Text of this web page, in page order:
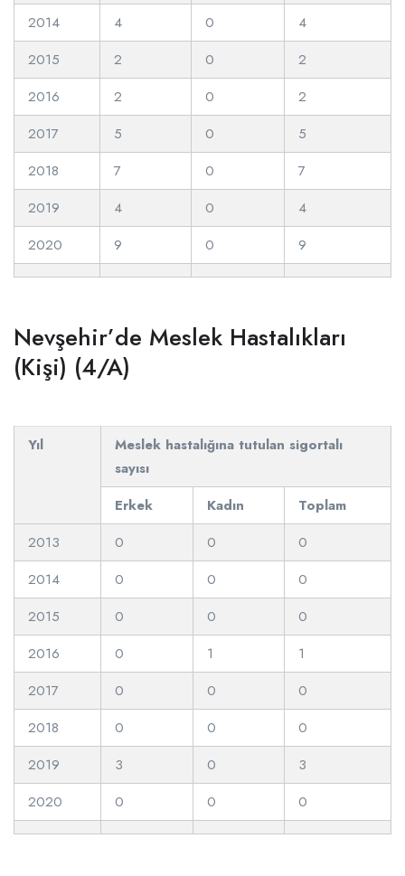
2014
4 0
4
2015
2 0
2
2016
2 0
2
2017
5 0
5
2018
7 0
7
2019
4 0
4
2020
9 0 9
Nevşehir’de Meslek Hastalıkları
(Kişi) (4/A)
Yıl
Meslek hastalığına tutulan sigortalı
sayısı
Erkek
Kadın
Toplam
2013
0 0
0
2014
0 0
0
2015
0 0
0
2016
0 1
1
2017
0 0
0
2018
0 0
0
2019
3 0
3
2020
0 0 0